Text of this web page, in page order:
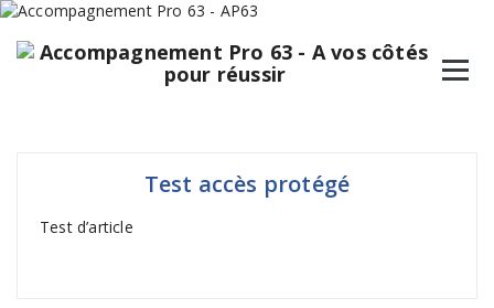
Aller
contenu
Test accès protégé
Test d’article